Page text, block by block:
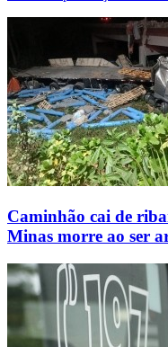
Caminhão cai de
Minas morre ao ser